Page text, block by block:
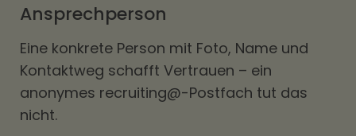
Ansprechperson
Eine konkrete Person mit Foto, Name und
Kontaktweg schafft Vertrauen – ein
anonymes recruiting@-Postfach tut das
nicht.